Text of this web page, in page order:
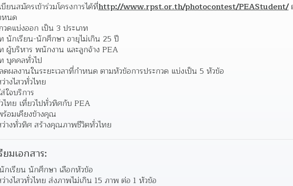
ยนสมัครเข้าร่วมโครงการได้ที่http://www.rpst.or.th/photocontest/PEAStudent/
หนด
วดแบ่งออก เป็น 3 ประเภท
นักเรียน-นักศึกษา อายุไม่เกิน 25 ปี
ผู้บริหาร พนักงาน และลูกจ้าง PEA
บุคคลทั่วไป
ดผลงานในระยะเวลาที่กำหนด ตามหัวข้อการประกวด แบ่งเป็น 5 หัวข้อ
างไสวทั่วไทย
ใจบริการ
ไทย เที่ยวไปทั่วทิศกับ PEA
อมเคียงข้างคุณ
างทั่วทิศ สร้างคุณภาพชีวิตทั่วไทย
ยมเอกสาร:
กเรียน นักศึกษา เลือกหัวข้อ
างไสวทั่วไทย ส่งภาพไม่เกิน 15 ภาพ ต่อ 1 หัวข้อ